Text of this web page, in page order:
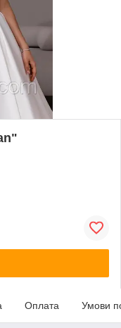
Оплата Умови